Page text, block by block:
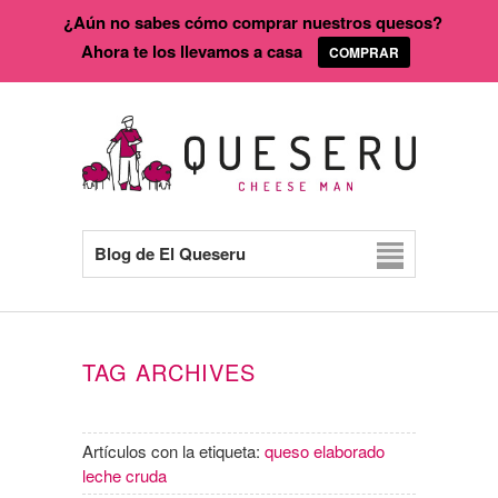
Blog de El Queseru
TAG ARCHIVES
Artículos con la etiqueta: queso elaborado
leche cruda
¿Aún no sabes cómo comprar nuestros quesos?
Ahora te los llevamos a casa
COMPRAR